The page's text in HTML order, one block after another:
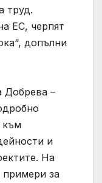
труд.
ЕС, черпят
допълни
Добрева –
към
и
На
примери за